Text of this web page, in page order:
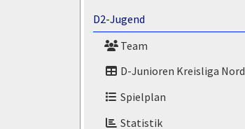
D2-Jugend
Team
D-Junioren Kreisliga Nord
Spielplan
Statistik